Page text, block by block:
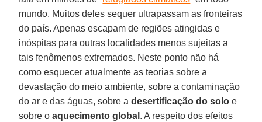
mundo. Muitos deles sequer ultrapassam as fronteiras
do país. Apenas escapam de regiões atingidas e
inóspitas para outras localidades menos sujeitas a
tais fenômenos extremados. Neste ponto não há
como esquecer atualmente as teorias sobre a
devastação do meio ambiente, sobre a contaminação
do ar e das águas, sobre adesertificação do solo e
sobre oaquecimento global . A respeito dos efeitos